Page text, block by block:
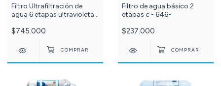
Filtro Ultrafiltración de
agua 6 etapas ultravioleta
-536-
$745.000
Filtro de agua básico 2
etapas c - 646-
$237.000